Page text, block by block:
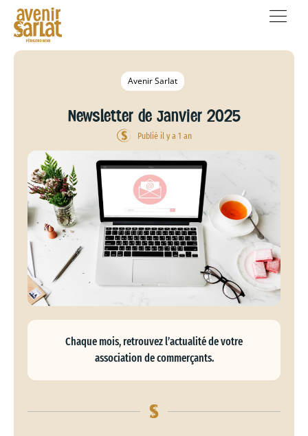
Avenir Sarlat
Newsletter de Janvier 2025
Publié il y a 1 an
Chaque mois, retrouvez l’actualité de votre
association de commerçants.